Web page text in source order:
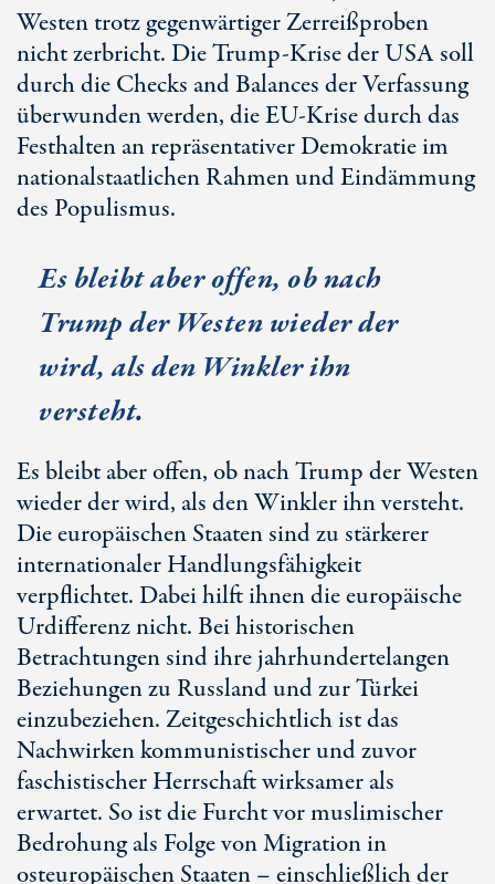
Westen trotz gegenwärtiger Zerreißproben
nicht zerbricht. Die Trump-Krise der USA soll
durch die Checks and Balances der Verfassung
überwunden werden, die EU-Krise durch das
Festhalten an repräsentativer Demokratie im
nationalstaatlichen Rahmen und Eindämmung
des Populismus.
Es bleibt aber offen, ob nach
Trump der Westen wieder der
wird, als den Winkler ihn
versteht.
Es bleibt aber offen, ob nach Trump der Westen
wieder der wird, als den Winkler ihn versteht.
Die europäischen Staaten sind zu stärkerer
internationaler Handlungsfähigkeit
verpflichtet. Dabei hilft ihnen die europäische
Urdifferenz nicht. Bei historischen
Betrachtungen sind ihre jahrhundertelangen
Beziehungen zu Russland und zur Türkei
einzubeziehen. Zeitgeschichtlich ist das
Nachwirken kommunistischer und zuvor
faschistischer Herrschaft wirksamer als
erwartet. So ist die Furcht vor muslimischer
Bedrohung als Folge von Migration in
osteuropäischen Staaten – einschließlich der